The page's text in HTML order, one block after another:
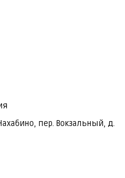
пер. Вокзальный, д.